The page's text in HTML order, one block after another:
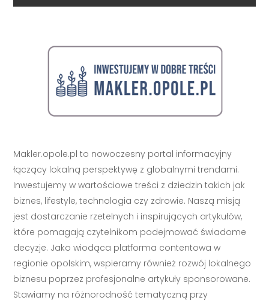
Makler.opole.pl to nowoczesny portal informacyjny
łączący lokalną perspektywę z globalnymi trendami.
Inwestujemy w wartościowe treści z dziedzin takich jak
biznes, lifestyle, technologia czy zdrowie. Naszą misją
jest dostarczanie rzetelnych i inspirujących artykułów,
które pomagają czytelnikom podejmować świadome
decyzje. Jako wiodąca platforma contentowa w
regionie opolskim, wspieramy również rozwój lokalnego
biznesu poprzez profesjonalne artykuły sponsorowane.
Stawiamy na różnorodność tematyczną przy